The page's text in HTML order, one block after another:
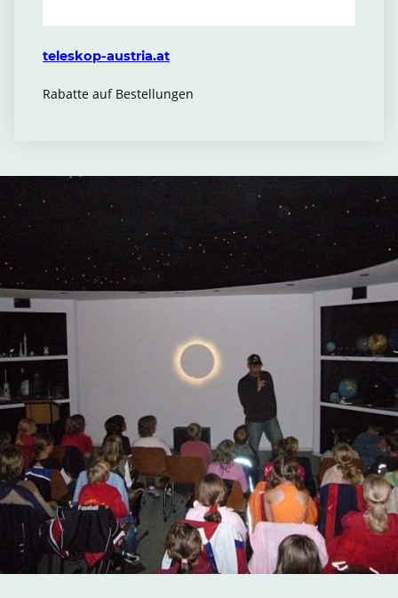
teleskop-austria.at
Rabatte auf Bestellungen